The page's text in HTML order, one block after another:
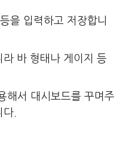
을 입력하고 저장합니
바 형태나 게이지 등
해서 대시보드를 꾸며주
.